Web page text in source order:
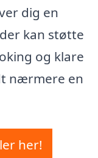
dig en
kan støtte
og klare
nærmere en
her!